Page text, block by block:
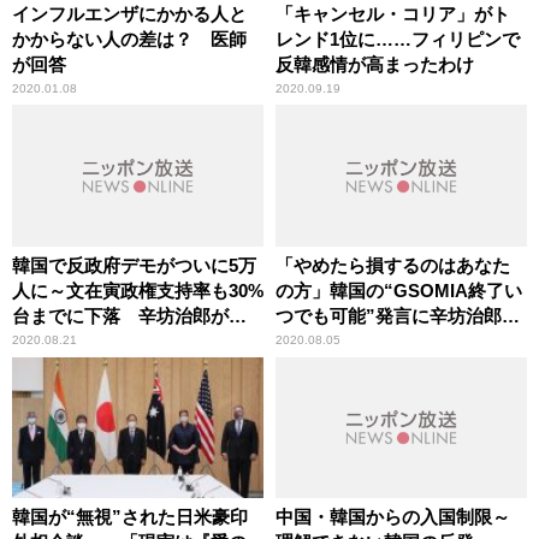
インフルエンザにかかる人と
かからない人の差は？ 医師
が回答
2020.01.08
「キャンセル・コリア」がト
レンド1位に……フィリピンで
反韓感情が高まったわけ
2020.09.19
韓国で反政府デモがついに5万
人に～文在寅政権支持率も30%
台までに下落 辛坊治郎が言
及
2020.08.21
「やめたら損するのはあなた
の方」韓国の“GSOMIA終了い
つでも可能”発言に辛坊治郎が
批判
2020.08.05
韓国が“無視”された日米豪印
中国・韓国からの入国制限～